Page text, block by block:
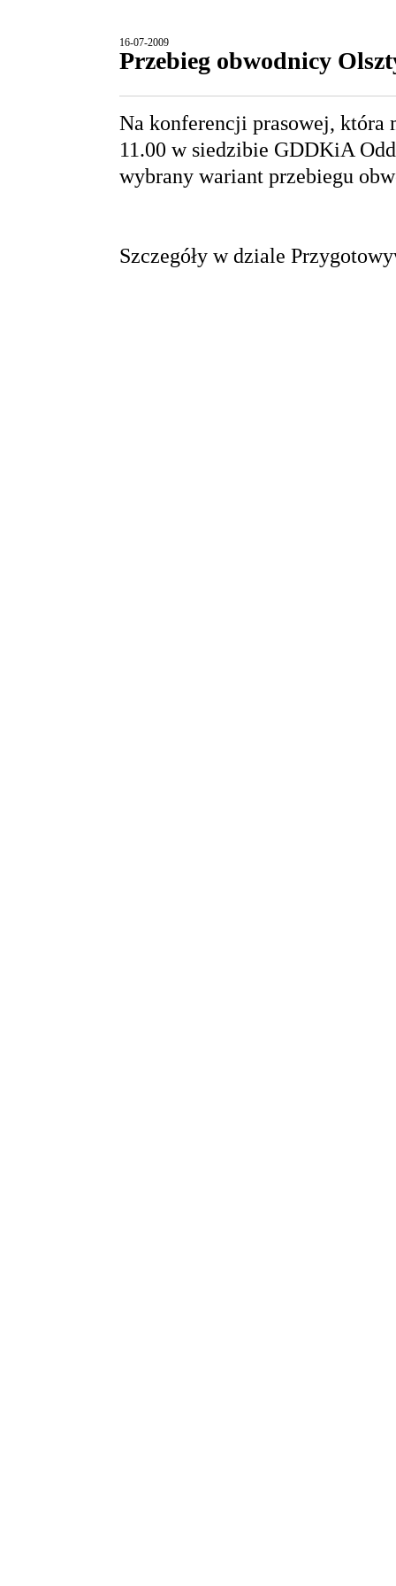
16-07-2009
Przebieg obwodnicy
Na konferencji prasowej, która
11.00 w siedzibie GDDKiA
wybrany wariant przebiegu
Szczegóły w dziale